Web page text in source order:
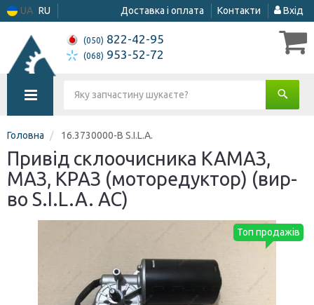
UA RU Доставка і оплата Контакти Вхід
(050) 822-42-95
(068) 953-52-72
Головна 16.3730000-В S.I.L.A.
Привід склоочисника КАМАЗ,
МАЗ, КРАЗ (моторедуктор) (вир-
во S.I.L.A. AC)
Топ продажів